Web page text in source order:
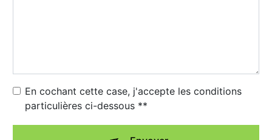
En cochant cette case, j'accepte les conditions
particulières ci-dessous **